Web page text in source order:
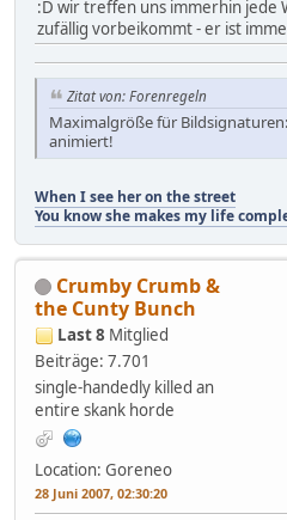
:D wir treffen uns immerhin jede
zufällig vorbeikommt - er ist
Zitat von: Forenregeln
Maximalgröße für
animiert!
When I see her on the street
You know she makes my life
Crumby Crumb &
the Cunty Bunch
Last 8 Mitglied
Beiträge: 7.701
single-handedly killed an
entire skank horde
Location: Goreneo
28 Juni 2007, 02:30:20